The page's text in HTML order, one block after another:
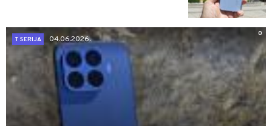
0
T SERIJA
04.06.2026.